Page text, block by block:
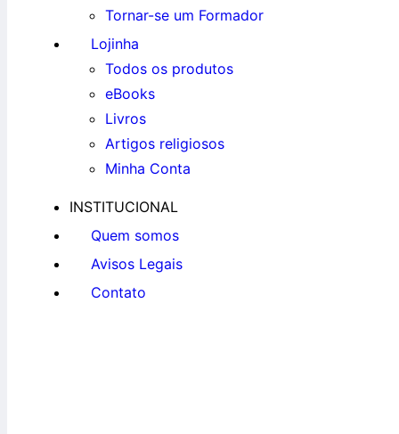
Tornar-se um Formador
Lojinha
Todos os produtos
eBooks
Livros
Artigos religiosos
Minha Conta
INSTITUCIONAL
Quem somos
Avisos Legais
Contato